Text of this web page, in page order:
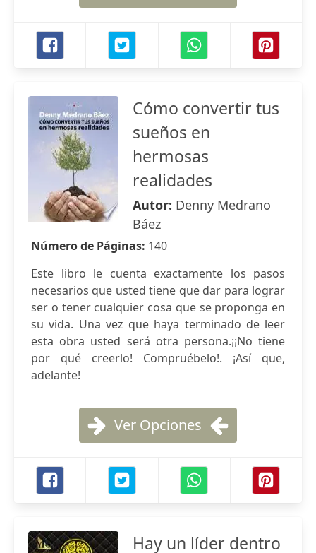
Cómo convertir tus
sueños en
hermosas
realidades
Autor: Denny Medrano
Báez
Número de Páginas: 140
Este libro le cuenta exactamente los pasos
necesarios que usted tiene que dar para lograr
ser o tener cualquier cosa que se proponga en
su vida. Una vez que haya terminado de leer
esta obra usted será otra persona.¡¡No tiene
por qué creerlo! Compruébelo!. ¡Así que,
adelante!
Ver Opciones
Hay un líder dentro